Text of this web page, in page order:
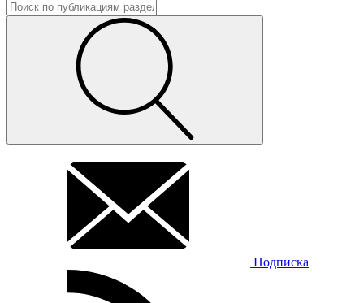
Подписка